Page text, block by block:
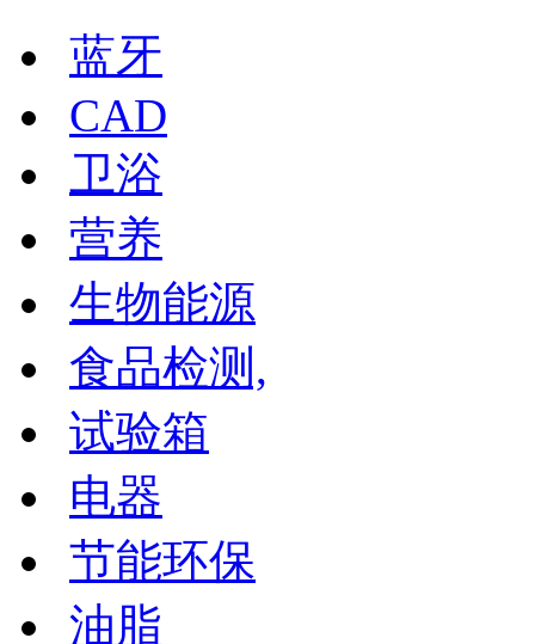
蓝牙
CAD
卫浴
营养
生物能源
食品检测,
试验箱
电器
节能环保
油脂